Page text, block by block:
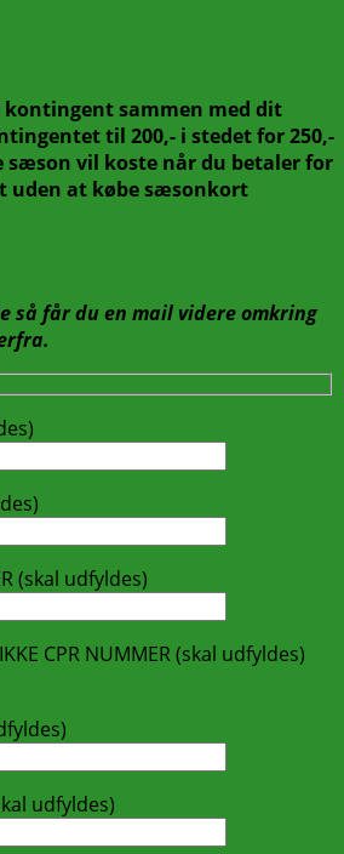
kontingent sammen med dit
til 200,- i stedet for 250,-
sæson vil koste når du betaler for
uden at købe sæsonkort
så får du en mail videre omkring
(skal udfyldes)
CPR NUMMER (skal udfyldes)
udfyldes)